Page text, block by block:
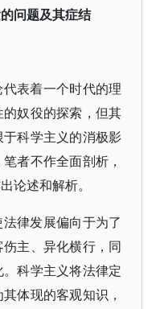
问题及其症结
表着一个时代的理
奴役的探索，但其
科学主义的消极影
者不作全面剖析，
论述和解析。
律发展偏向于为了
主、异化横行，同
科学主义将法律定
体现的客观知识，